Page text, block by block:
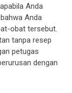
Anda
Anda
obat tersebut.
tanpa resep
petugas
dengan